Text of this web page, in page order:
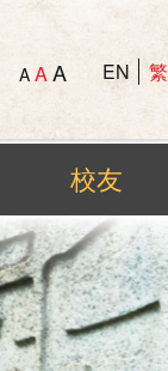
A AA EN 繁
校友